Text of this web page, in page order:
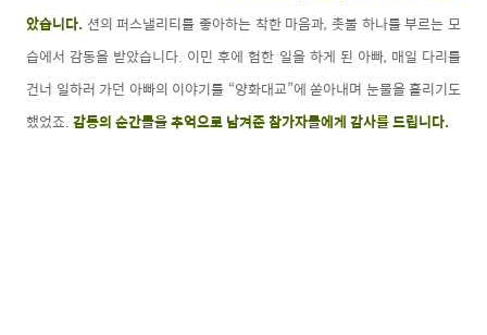
았습니다. 션의 퍼스낼리티를 좋아하는 착한 마음과, 촛불 하나를 부르는 모
습에서 감동을 받았습니다. 이민 후에 험한 일을 하게 된 아빠, 매일 다리를
건너 일하러 가던 아빠의 이야기를 “양화대교”에 쏟아내며 눈물을 흘리기도
했었죠.감동의 순간들을 추억으로 남겨준 참가자들에게 감사를 드립니다.